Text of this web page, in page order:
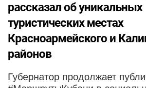
рассказал об уникальных
туристических местах
Красноармейского и
районов
Губернатор продолжает